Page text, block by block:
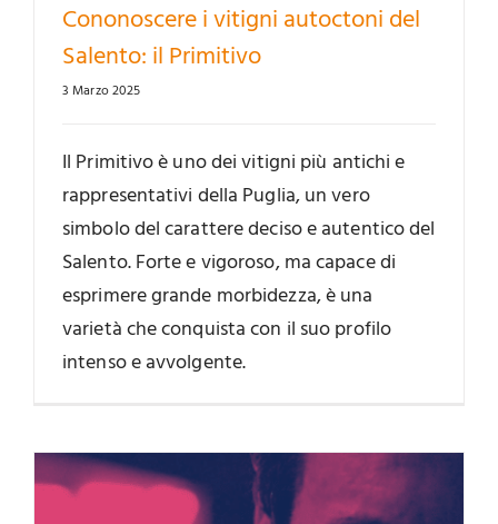
Cononoscere i vitigni autoctoni del
Salento: il Primitivo
3 Marzo 2025
Il Primitivo è uno dei vitigni più antichi e
rappresentativi della Puglia, un vero
simbolo del carattere deciso e autentico del
Salento. Forte e vigoroso, ma capace di
esprimere grande morbidezza, è una
varietà che conquista con il suo profilo
intenso e avvolgente.